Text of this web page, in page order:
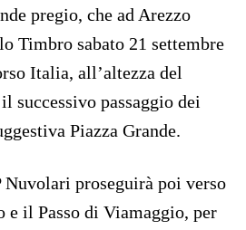
pregio, che ad Arezzo
Timbro sabato 21 settembre
Italia, all’altezza del
successivo passaggio dei
Piazza Grande.
Nuvolari proseguirà poi verso
e il Passo di Viamaggio, per